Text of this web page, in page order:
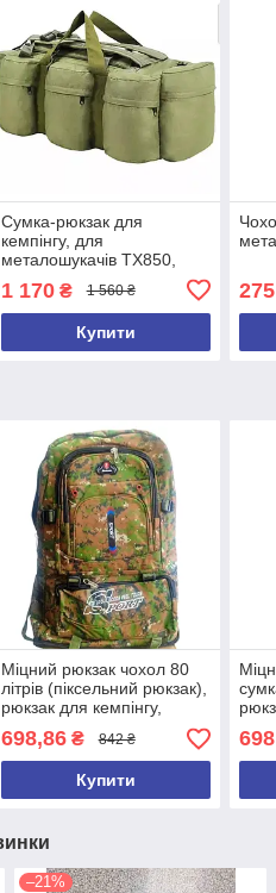
Сумка-рюкзак для
кемпінгу, для
металошукачів TX850,
інших (ємність 100 л)
1 170₴ 1 560 ₴
Купити
Міцний рюкзак чохол 80
літрів (піксельний рюкзак),
рюкзак для кемпінгу,
походів, під металошукач
698,86₴ 842 ₴
Купити
–21%